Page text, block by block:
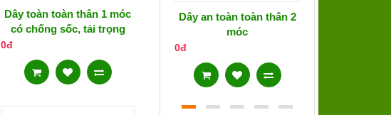
Dây toàn toàn thân 1 móc
có chống sốc, tải trọng
0đ
Dây an toàn toàn thân 2
móc
0đ